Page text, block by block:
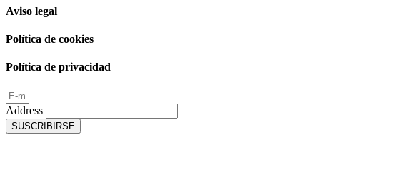
Aviso legal
Política de cookies
Política de privacidad
Address
SUSCRIBIRSE